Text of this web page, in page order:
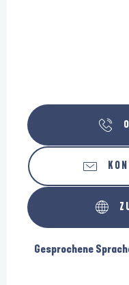
Gesprochene
Gesprochene